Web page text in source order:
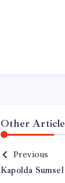
Other
Previous
Kapolda